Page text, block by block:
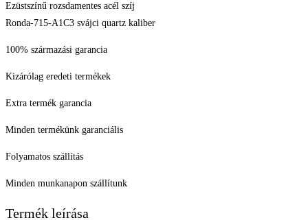
Ezüstszínű rozsdamentes acél szíj
Ronda-715-A1C3 svájci quartz kaliber
100% származási garancia
Kizárólag eredeti termékek
Extra termék garancia
Minden termékünk garanciális
Folyamatos szállítás
Minden munkanapon szállítunk
Termék leírása